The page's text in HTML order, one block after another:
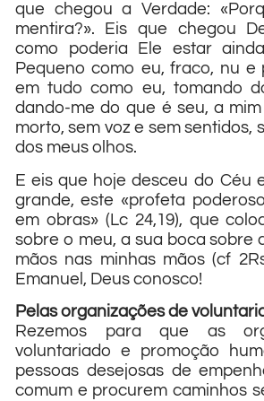
que chegou a Verdade:
mentira?». Eis que chegou
como poderia Ele estar
Pequeno como eu, fraco, nu e
em tudo como eu, tomando
dando-me do que é seu, a
morto, sem voz e sem sentidos,
dos meus olhos.
E eis que hoje desceu do Céu
grande, este «profeta
em obras» (Lc 24,19), que
sobre o meu, a sua boca sobre
mãos nas minhas mãos (cf
Emanuel, Deus conosco!
Pelas organizações de
Rezemos para que as
voluntariado e promoção
pessoas desejosas de
comum e procurem caminhos